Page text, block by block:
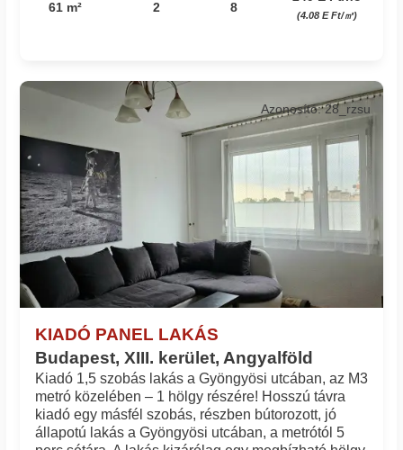
61 m² 2 8
(4.08 E Ft/㎡)
KIADÓ PANEL LAKÁS
Budapest, XIII. kerület, Angyalföld
Azonosító: 28_rzsu
Kiadó 1,5 szobás lakás a Gyöngyösi utcában, az M3
metró közelében – 1 hölgy részére! Hosszú távra
kiadó egy másfél szobás, részben bútorozott, jó
állapotú lakás a Gyöngyösi utcában, a metrótól 5